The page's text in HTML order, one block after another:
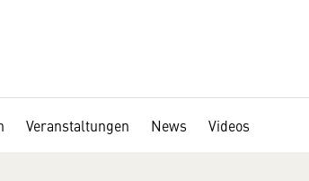
Veranstaltungen News Videos